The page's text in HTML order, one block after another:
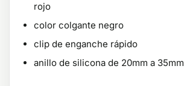
rojo
color colgante negro
clip de enganche rápido
anillo de silicona de 20mm a 35mm